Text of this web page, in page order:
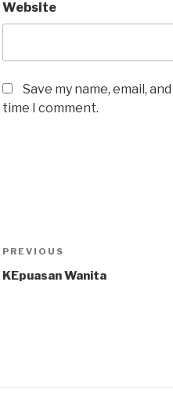
Website
Save my name, email,
time I comment.
Post
navigation
Previous
Post
PREVIOUS
KEpuasan Wanita